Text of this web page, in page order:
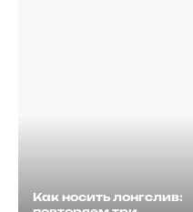
Как носить лонгслив: